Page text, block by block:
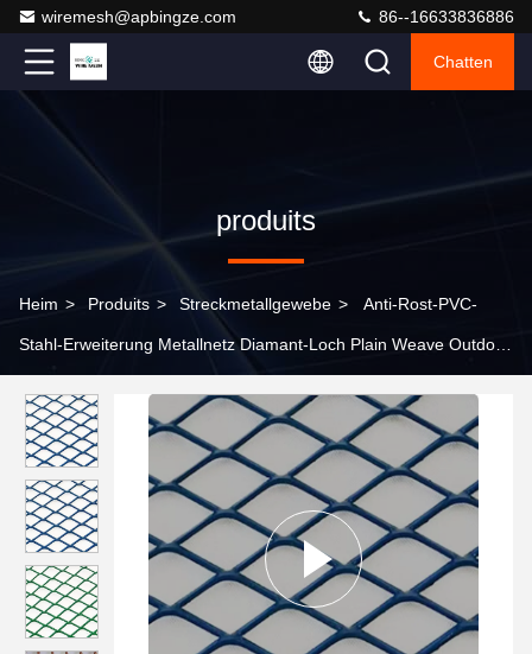
wiremesh@apbingze.com 86--16633836886
Chatten
produits
Heim > Produits > Streckmetallgewebe > Anti-Rost-PVC-
Stahl-Erweiterung Metallnetz Diamant-Loch Plain Weave Outdoor